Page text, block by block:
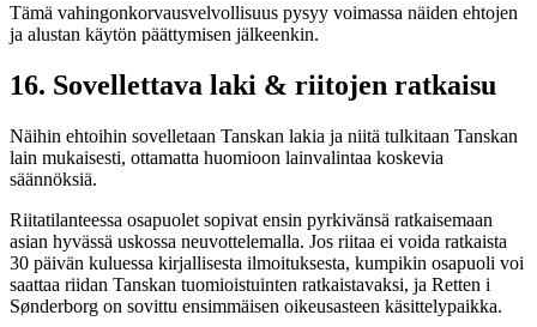
Tämä vahingonkorvausvelvollisuus pysyy voimassa näiden ehtojen
ja alustan käytön päättymisen jälkeenkin.
16. Sovellettava laki & riitojen ratkaisu
Näihin ehtoihin sovelletaan Tanskan lakia ja niitä tulkitaan Tanskan
lain mukaisesti, ottamatta huomioon lainvalintaa koskevia
säännöksiä.
Riitatilanteessa osapuolet sopivat ensin pyrkivänsä ratkaisemaan
asian hyvässä uskossa neuvottelemalla. Jos riitaa ei voida ratkaista
30 päivän kuluessa kirjallisesta ilmoituksesta, kumpikin osapuoli voi
saattaa riidan Tanskan tuomioistuinten ratkaistavaksi, ja Retten i
Sønderborg on sovittu ensimmäisen oikeusasteen käsittelypaikka.